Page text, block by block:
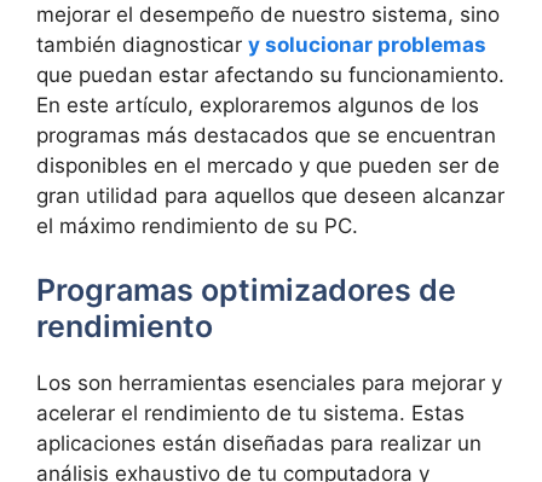
mejorar el desempeño de nuestro ⁢sistema, sino
también diagnosticar y solucionar problemas
que puedan estar afectando ⁢su funcionamiento.
‌En este artículo, exploraremos algunos de ⁣los
‍programas más​ destacados que se ⁤encuentran
disponibles en el mercado​ y ​que pueden ser ⁣de
gran utilidad para aquellos que deseen alcanzar
el máximo rendimiento de su PC.
Programas optimizadores ⁤de
rendimiento
Los son herramientas esenciales para mejorar ⁤y
acelerar el ‍rendimiento de tu sistema.⁣ Estas
aplicaciones están diseñadas para realizar un
análisis⁣ exhaustivo de tu computadora y⁢